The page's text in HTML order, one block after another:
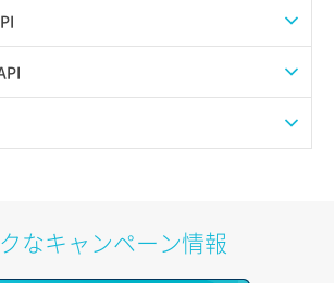
取得（アイテム指定）
取得
細取得
なキャンペーン情報